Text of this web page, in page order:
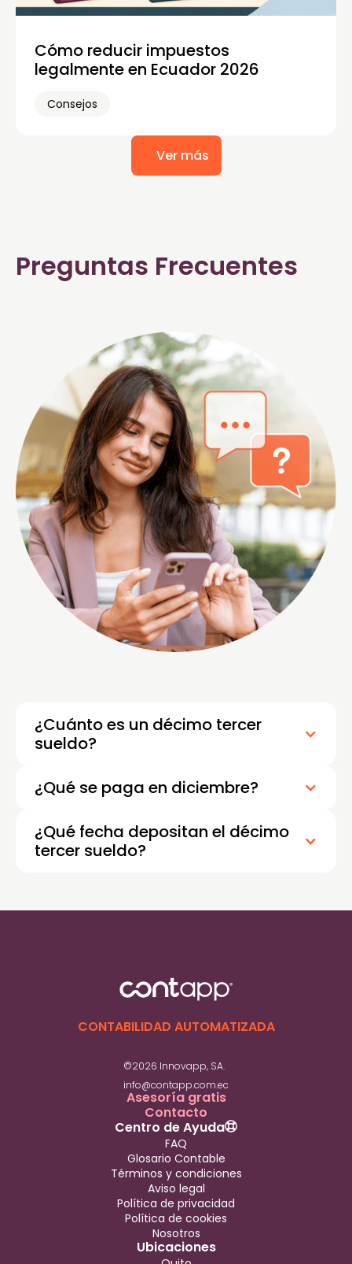
Cómo reducir impuestos
legalmente en Ecuador 2026
Consejos
Ver más
Preguntas Frecuentes
¿Cuánto es un décimo tercer
sueldo?
¿Qué se paga en diciembre?
¿Qué fecha depositan el décimo
tercer sueldo?
CONTABILIDAD AUTOMATIZADA
©2026 Innovapp, SA.
info@contapp.com.ec
Asesoría gratis
Contacto
Ubicaciones
Centro de Ayuda
FAQ
Glosario Contable
Términos y condiciones
Aviso legal
Política de privacidad
Política de cookies
Nosotros